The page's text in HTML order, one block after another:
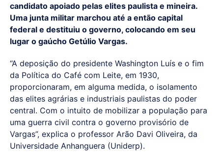
candidato apoiado pelas elites paulista e mineira.
Uma junta militar marchou até a então capital
federal e destituiu o governo, colocando em seu
lugar o gaúcho Getúlio Vargas.
“A deposição do presidente Washington Luís e o fim
da Política do Café com Leite, em 1930,
proporcionaram, em alguma medida, o isolamento
das elites agrárias e industriais paulistas do poder
central. Com o intuito de mobilizar a população para
uma guerra civil contra o governo provisório de
Vargas”, explica o professor Arão Davi Oliveira, da
Universidade Anhanguera (Uniderp).